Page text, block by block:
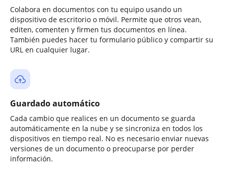
Colabora en documentos con tu equipo usando un
dispositivo de escritorio o móvil. Permite que otros vean,
editen, comenten y firmen tus documentos en línea.
También puedes hacer tu formulario público y compartir su
URL en cualquier lugar.
Guardado automático
Cada cambio que realices en un documento se guarda
automáticamente en la nube y se sincroniza en todos los
dispositivos en tiempo real. No es necesario enviar nuevas
versiones de un documento o preocuparse por perder
información.